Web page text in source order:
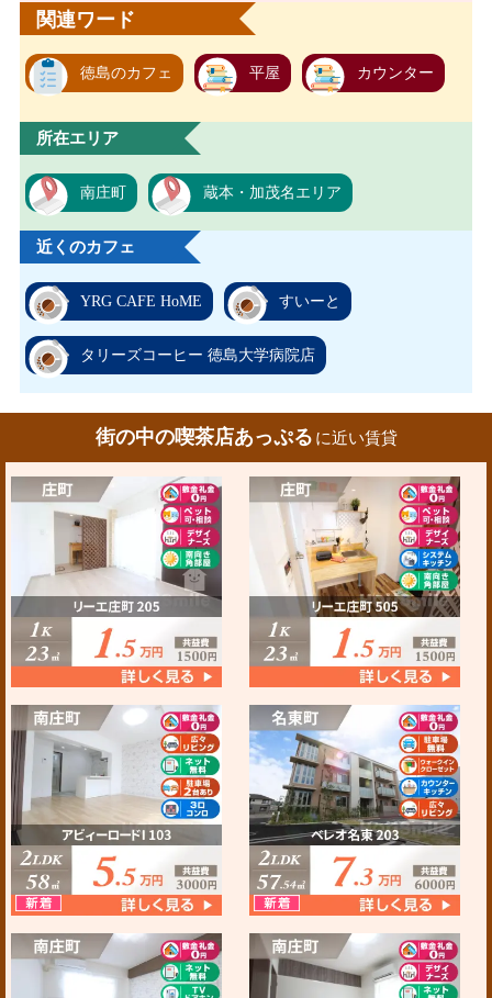
関連ワード
徳島のカフェ 平屋 カウンター
所在エリア
南庄町 蔵本・加茂名エリア
近くのカフェ
YRG CAFE HoME すいーと
タリーズコーヒー 徳島大学病院店
街の中の喫茶店あっぷる に近い賃貸